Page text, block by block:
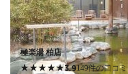
極楽湯 柏店
★★★★★3.9149件の口コミ